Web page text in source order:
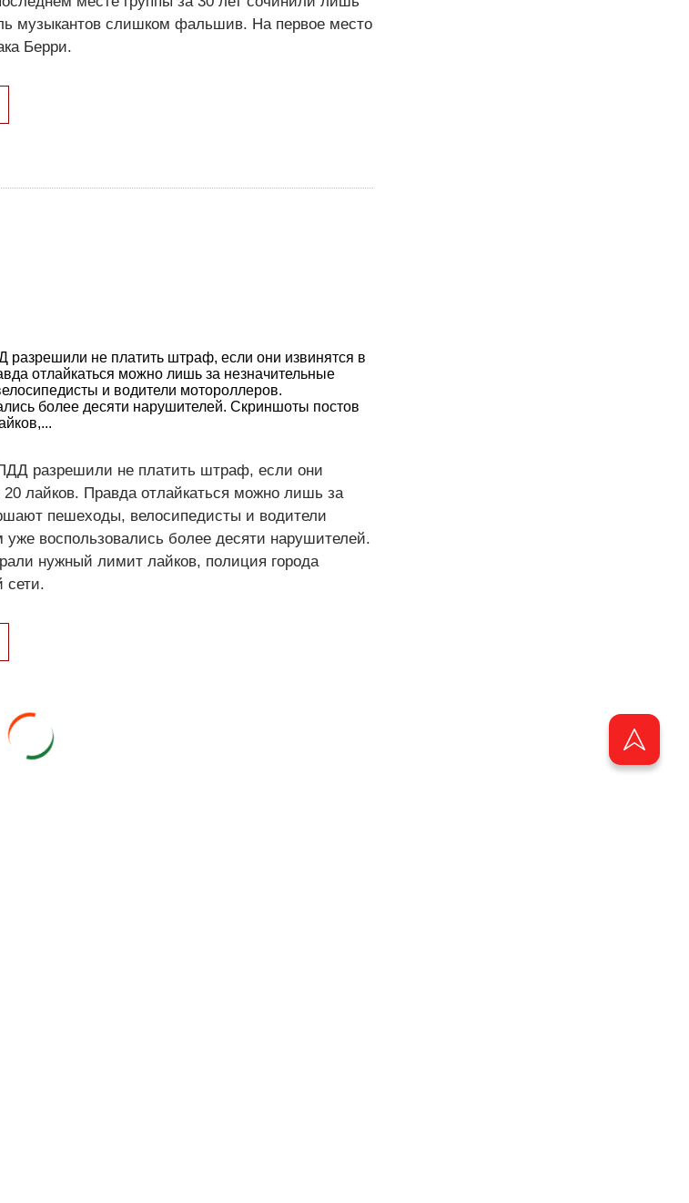
музыкантов слишком фальшив. На первое место
Берри.
не платить штраф, если они извинятся в
отлайкаться можно лишь за незначительные
и водители мотороллеров.
более десяти нарушителей. Скриншоты постов
разрешили не платить штраф, если они
лайков. Правда отлайкаться можно лишь за
пешеходы, велосипедисты и водители
воспользовались более десяти нарушителей.
нужный лимит лайков, полиция города
сети.